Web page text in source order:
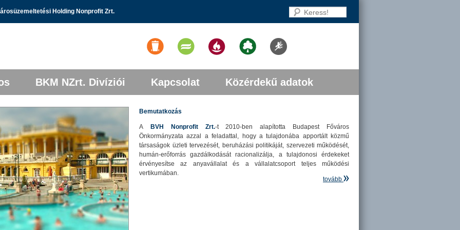
BKM NZrt. Divíziói Kapcsolat Közérdekű adatok
Holding Nonprofit Zrt. Keress!
Bemutatkozás
A BVH Nonprofit Zrt.-t 2010-ben alapította Budapest Főváros
Önkormányzata azzal a feladattal, hogy a tulajdonába apportált közmű
társaságok üzleti tervezését, beruházási politikáját, szervezeti működését,
humán-erőforrás gazdálkodását racionalizálja, a tulajdonosi érdekeket
érvényesítse az anyavállalat és a vállalatcsoport teljes működési
vertikumában.
tovább